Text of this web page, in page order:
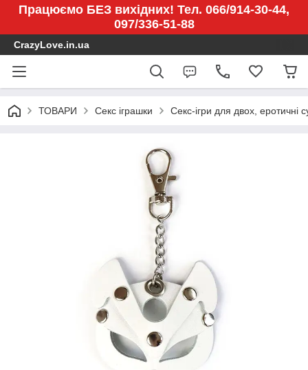
Працюємо БЕЗ вихідних! Тел. 066/914-30-44,
097/336-51-88
CrazyLove.in.ua
ТОВАРИ Секс іграшки Секс-ігри для двох, еротичні